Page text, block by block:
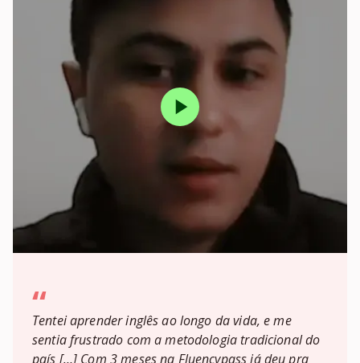
“
Tentei aprender inglês ao longo da vida, e me
sentia frustrado com a metodologia tradicional do
país […] Com 3 meses na Fluencypass já deu pra